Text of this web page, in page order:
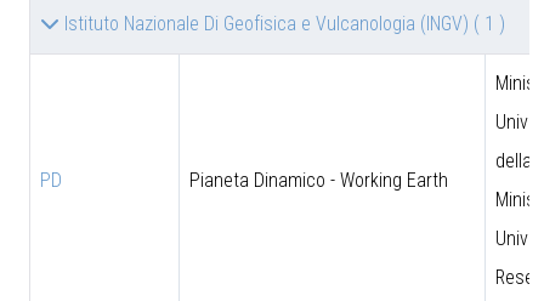
Istituto Nazionale Di Geofisica e Vulcanologia (INGV) ( 1 )
PD Pianeta Dinamico - Working Earth
della